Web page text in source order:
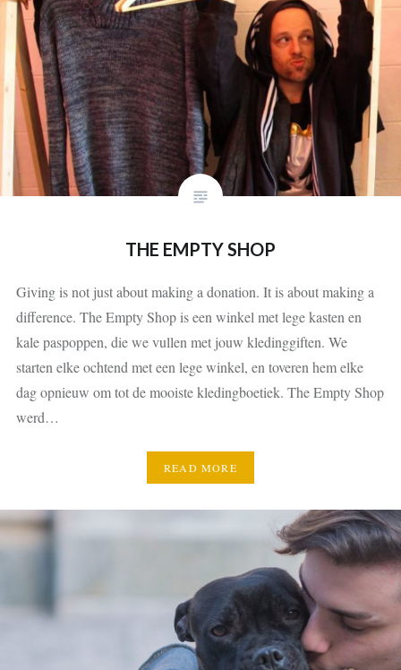
THE EMPTY SHOP
Giving is not just about making a donation. It is about making a
difference. The Empty Shop is een winkel met lege kasten en
kale paspoppen, die we vullen met jouw kledinggiften. We
starten elke ochtend met een lege winkel, en toveren hem elke
dag opnieuw om tot de mooiste kledingboetiek. The Empty Shop
werd…
READ MORE